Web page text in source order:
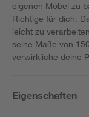
eigenen Möbel zu
Richtige für dich.
leicht zu
seine Maße von
verwirkliche deine
Eigenschaften